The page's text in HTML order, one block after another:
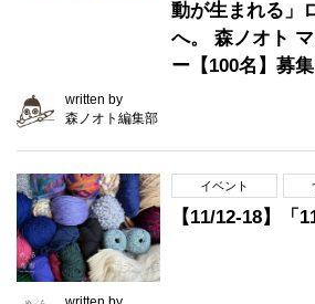
動が生まれる」
へ。 森ノオト
ー【100名】募集
written by
森ノオト編集部
イベント
【11/12-18】「